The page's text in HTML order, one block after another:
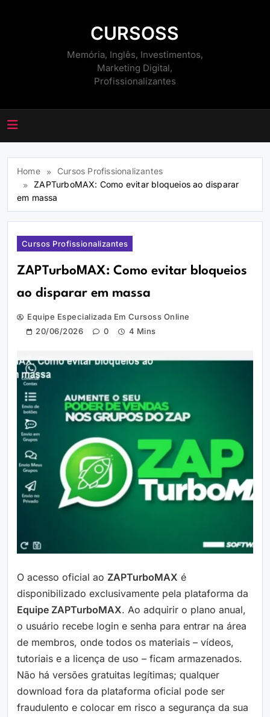
CURSOSS
Memória, Inglês, Investimentos,
Marketing Digital,
Profissionalizantes
Home
Cursos Profissionalizantes
ZAPTurboMAX: Como evitar bloqueios ao disparar
em massa
Cursos Profissionalizantes
ZAPTurboMAX: Como evitar bloqueios
ao disparar em massa
Equipe Especializada Em Cursoss Online
20/06/2026
0 4 Mins
O acesso oficial ao ZAPTurboMAX é
disponibilizado exclusivamente pela plataforma da
Equipe ZAPTurboMAX. Ao adquirir o plano anual,
o usuário recebe login e senha para entrar na área
de membros, onde todos os materiais – vídeos,
tutoriais e a licença de uso – ficam armazenados.
Não há versões gratuitas legítimas; qualquer
download fora da plataforma oficial pode ser
fraudulento e colocar em risco a segurança da sua